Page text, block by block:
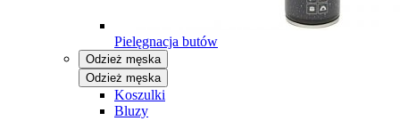
Pielęgnacja butów
Odzież męska
Odzież męska
Koszulki
Bluzy